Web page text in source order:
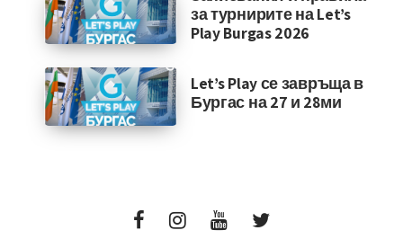
за турнирите на Let’s
Play Burgas 2026
Let’s Play се завръща в
Бургас на 27 и 28ми